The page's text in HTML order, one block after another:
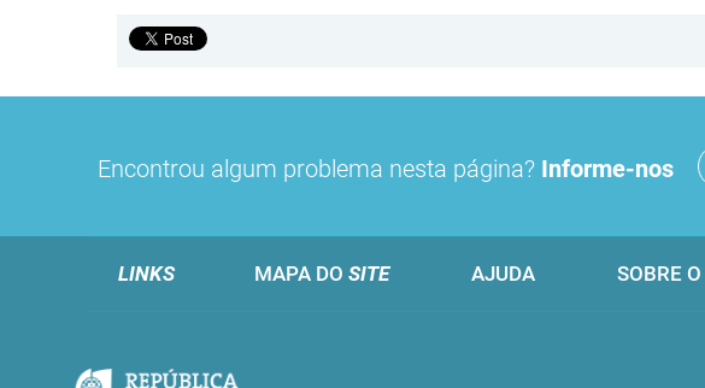
Encontrou algum problema nesta página? Informe-nos
LINKS MAPA DO SITE AJUDA SOBRE O